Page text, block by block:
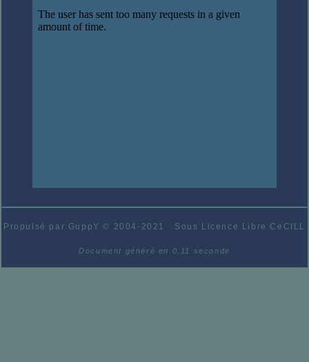
Propulsé par GuppY© 2004-2021 Sous Licence Libre CeCILL
Document généré en 0.11 seconde